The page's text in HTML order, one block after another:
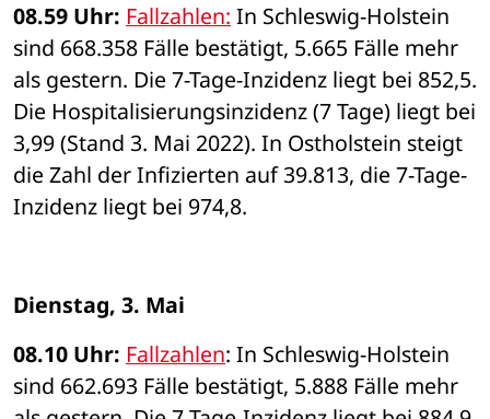
08.59 Uhr: Fallzahlen: In Schleswig-Holstein
sind 668.358 Fälle bestätigt, 5.665 Fälle mehr
als gestern. Die 7-Tage-Inzidenz liegt bei 852,5.
Die Hospitalisierungsinzidenz (7 Tage) liegt bei
3,99 (Stand 3. Mai 2022). In Ostholstein steigt
die Zahl der Infizierten auf 39.813, die 7-Tage-
Inzidenz liegt bei 974,8.
Dienstag, 3. Mai
08.10 Uhr: Fallzahlen: In Schleswig-Holstein
sind 662.693 Fälle bestätigt, 5.888 Fälle mehr